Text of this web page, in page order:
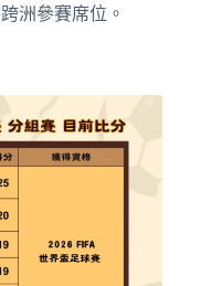
洲參賽席位。